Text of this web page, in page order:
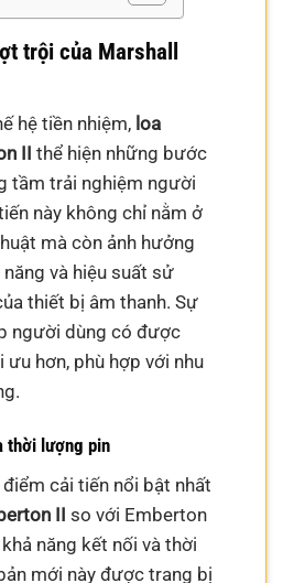
trội của Marshall
hệ tiền nhiệm, loa
II thể hiện những bước
tầm trải nghiệm người
này không chỉ nằm ở
mà còn ảnh hưởng
và hiệu suất sử
thiết bị âm thanh. Sự
người dùng có được
hơn, phù hợp với nhu
thời lượng pin
cải tiến nổi bật nhất
II so với Emberton
năng kết nối và thời
mới này được trang bị